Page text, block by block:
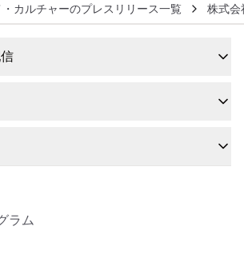
・カルチャーのプレスリリース一覧 株式会
ラム